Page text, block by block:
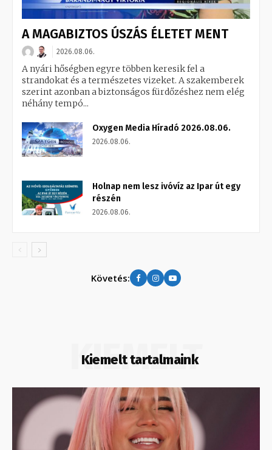
A MAGABIZTOS ÚSZÁS ÉLETET MENT
2026.08.06.
A nyári hőségben egyre többen keresik fel a
strandokat és a természetes vizeket. A szakemberek
szerint azonban a biztonságos fürdőzéshez nem elég
néhány tempó...
Oxygen Media Híradó 2026.08.06.
2026.08.06.
Holnap nem lesz ivóvíz az Ipar út egy
részén
2026.08.06.
Követés:
Kiemelt tartalmaink
KIEMELT